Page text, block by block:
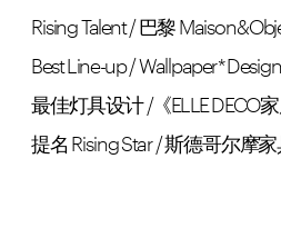
Rising Talent / 巴黎
Best Line-up / Wallpaper*
最佳灯具设计 /《ELLE DECO
提名 Rising Star / 斯德哥尔摩